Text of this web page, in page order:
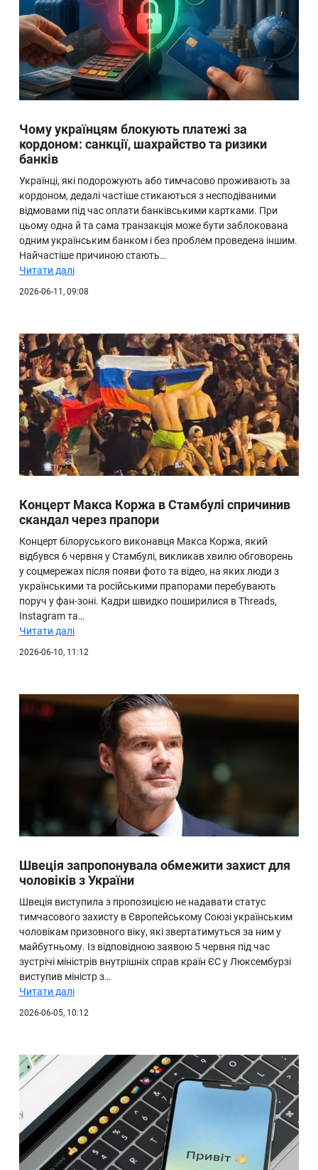
Чому українцям блокують платежі за
кордоном: санкції, шахрайство та ризики
банків
Українці, які подорожують або тимчасово проживають за
кордоном, дедалі частіше стикаються з несподіваними
відмовами під час оплати банківськими картками. При
цьому одна й та сама транзакція може бути заблокована
одним українським банком і без проблем проведена іншим.
Найчастіше причиною стають…
Читати далі
2026-06-11, 09:08
Концерт Макса Коржа в Стамбулі спричинив
скандал через прапори
Концерт білоруського виконавця Макса Коржа, який
відбувся 6 червня у Стамбулі, викликав хвилю обговорень
у соцмережах після появи фото та відео, на яких люди з
українськими та російськими прапорами перебувають
поруч у фан-зоні. Кадри швидко поширилися в Threads,
Instagram та…
Читати далі
2026-06-10, 11:12
Швеція запропонувала обмежити захист для
чоловіків з України
Швеція виступила з пропозицією не надавати статус
тимчасового захисту в Європейському Союзі українським
чоловікам призовного віку, які звертатимуться за ним у
майбутньому. Із відповідною заявою 5 червня під час
зустрічі міністрів внутрішніх справ країн ЄС у Люксембурзі
виступив міністр з…
Читати далі
2026-06-05, 10:12